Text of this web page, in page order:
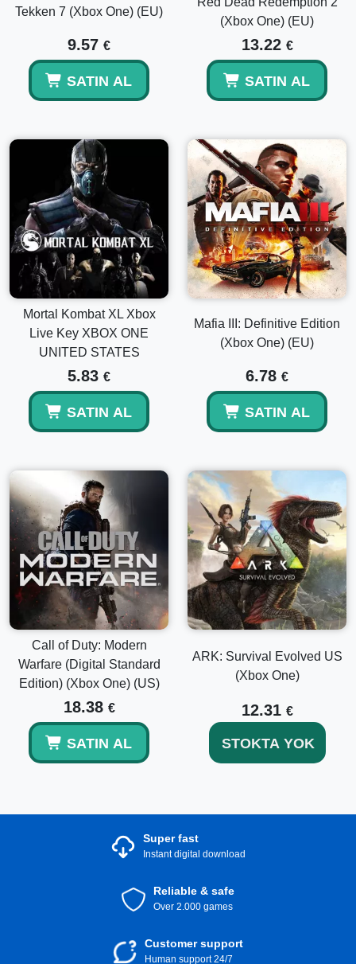
Tekken 7 (Xbox One) (EU)
9.57 €
SATIN AL
(Xbox One) (EU)
13.22 €
SATIN AL
Mortal Kombat XL Xbox
Live Key XBOX ONE
UNITED STATES
5.83 €
SATIN AL
Mafia III: Definitive Edition
(Xbox One) (EU)
6.78 €
SATIN AL
Call of Duty: Modern
Warfare (Digital Standard
Edition) (Xbox One) (US)
18.38 €
SATIN AL
ARK: Survival Evolved US
(Xbox One)
12.31 €
STOKTA YOK
Super fast
Instant digital download
Reliable & safe
Over 2.000 games
Customer support
Human support 24/7